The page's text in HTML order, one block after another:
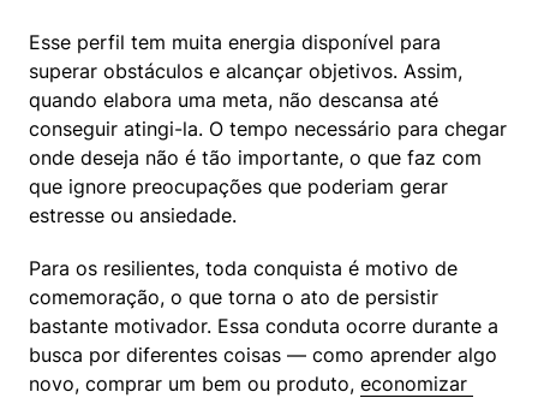
Esse perfil tem muita energia disponível para
superar obstáculos e alcançar objetivos. Assim,
quando elabora uma meta, não descansa até
conseguir atingi-la. O tempo necessário para chegar
onde deseja não é tão importante, o que faz com
que ignore preocupações que poderiam gerar
estresse ou ansiedade.
Para os resilientes, toda conquista é motivo de
comemoração, o que torna o ato de persistir
bastante motivador. Essa conduta ocorre durante a
busca por diferentes coisas — como aprender algo
novo, comprar um bem ou produto, economizar